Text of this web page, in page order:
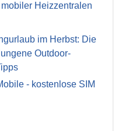
Heizzentralen
im Herbst: Die
Outdoor-
- kostenlose SIM